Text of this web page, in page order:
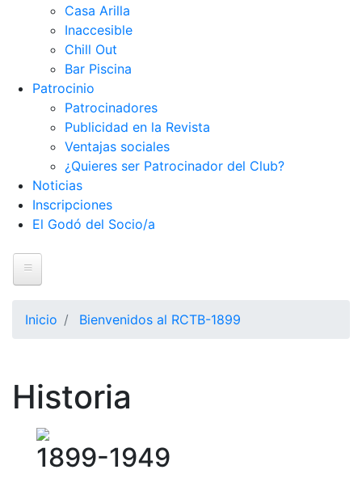
Casa Arilla
Inaccesible
Chill Out
Bar Piscina
Patrocinio
Patrocinadores
Publicidad en la Revista
Ventajas sociales
¿Quieres ser Patrocinador del Club?
Noticias
Inscripciones
El Godó del Socio/a
Nuestra
historia
Cronología
Presidentes
Inicio Bienvenidos al RCTB-1899
Historia
1899-1949